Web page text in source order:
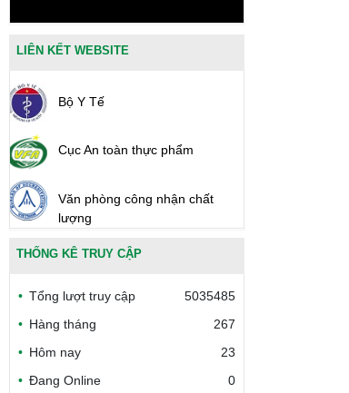
LIÊN KẾT WEBSITE
Bộ Y Tế
Cục An toàn thực phẩm
Văn phòng công nhận chất
lượng
Bộ Công thương Việt Nam
Bộ Nông nghiệp và Môi trường
Công đoàn Y tế Việt Nam
THỐNG KÊ TRUY CẬP
Tổng lượt truy cập
5035485
Hàng tháng
267
Hôm nay
23
Đang Online
0